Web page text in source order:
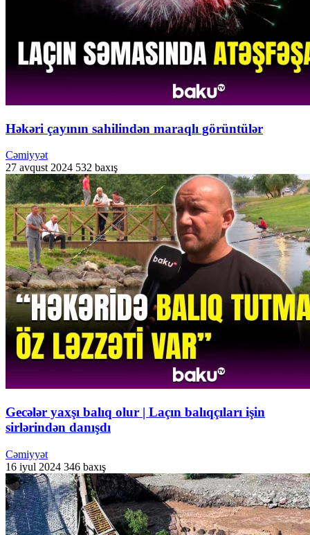
Həkəri çayının sahilindən maraqlı görüntülər
Cəmiyyət
27 avqust 2024 532 baxış
Gecələr yaxşı balıq olur | Laçın balıqçıları işin
sirlərindən danışdı
Cəmiyyət
16 iyul 2024 346 baxış